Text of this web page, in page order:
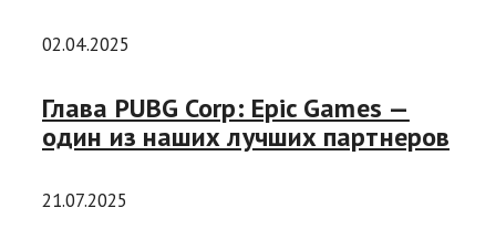
02.04.2025
Глава PUBG Corp: Epic Games —
один из наших лучших партнеров
21.07.2025